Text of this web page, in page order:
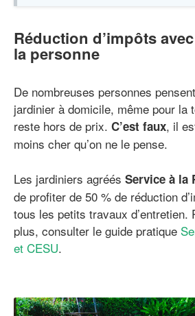
Réduction d’impôts
la personne
De nombreuses personnes
jardinier à domicile, même pour la
reste hors de prix. C’est faux, il
moins cher qu’on ne le pense.
Les jardiniers agréés Service à la
de profiter de 50 % de réduction
tous les petits travaux d’entretien.
plus, consulter le guide pratique
et CESU.